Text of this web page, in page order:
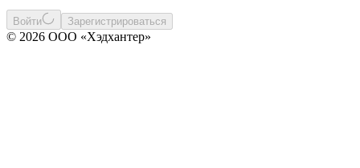
Войти Зарегистрироваться
© 2026 ООО «Хэдхантер»